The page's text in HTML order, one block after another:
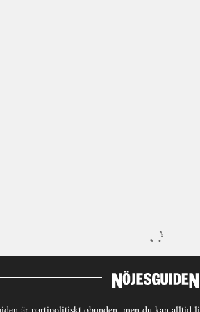
är partipolitiskt obunden, men du kan alltid